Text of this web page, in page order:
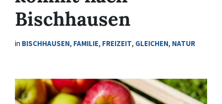
Bischhausen
in BISCHHAUSEN, FAMILIE, FREIZEIT, GLEICHEN, NATUR